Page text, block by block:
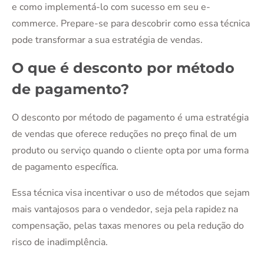
e como implementá-lo com sucesso em seu e-
commerce. Prepare-se para descobrir como essa técnica
pode transformar a sua estratégia de vendas.
O que é desconto por método
de pagamento?
O desconto por método de pagamento é uma estratégia
de vendas que oferece reduções no preço final de um
produto ou serviço quando o cliente opta por uma forma
de pagamento específica.
Essa técnica visa incentivar o uso de métodos que sejam
mais vantajosos para o vendedor, seja pela rapidez na
compensação, pelas taxas menores ou pela redução do
risco de inadimplência.